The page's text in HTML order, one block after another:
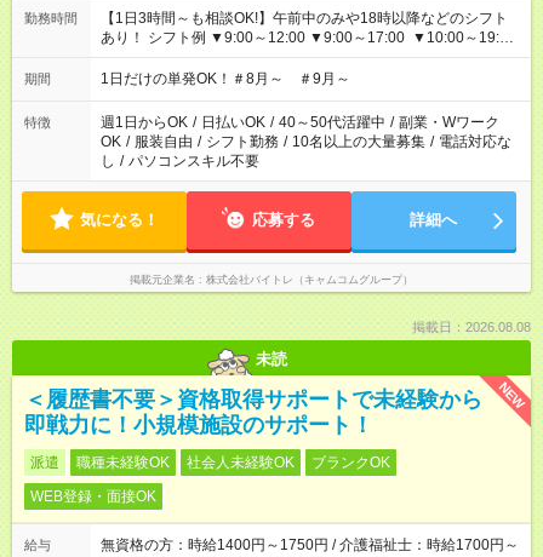
勤務時間
【1日3時間～も相談OK!】午前中のみや18時以降などのシフト
あり！ シフト例 ▼9:00～12:00 ▼9:00～17:00 ▼10:00～19:00
▼18:00～21:00
期間 1日だけの単発OK！＃8月～ ＃9月～
特徴 週1日からOK / 日払いOK / 40～50代活躍中 / 副業・Wワーク
OK / 服装自由 / シフト勤務 / 10名以上の大量募集 / 電話対応な
し / パソコンスキル不要
気になる！ 応募する 詳細へ
掲載元企業名 株式会社バイトレ（キャムコムグループ）
掲載日：2026.08.08
未読
NEW
＜履歴書不要＞資格取得サポートで未経験から
即戦力に！小規模施設のサポート！
派遣 職種未経験OK 社会人未経験OK
ブランクOK
WEB登録・面接OK
給与
無資格の方：時給1400円～1750円 / 介護福祉士：時給1700円～